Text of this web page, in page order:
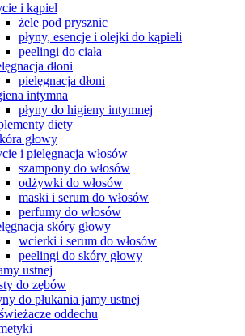
i kąpiel
żele pod prysznic
płyny, esencje i olejki do kąpieli
peelingi do ciała
dłoni
pielęgnacja dłoni
intymna
płyny do higieny intymnej
diety
głowy
i pielęgnacja włosów
szampony do włosów
odżywki do włosów
maski i serum do włosów
perfumy do włosów
skóry głowy
wcierki i serum do włosów
peelingi do skóry głowy
ustnej
do zębów
do płukania jamy ustnej
oddechu